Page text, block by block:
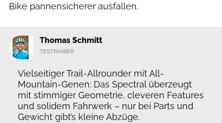
Bike pannensicherer ausfallen.
Thomas Schmitt
TESTFAHRER
Vielseitiger Trail-Allrounder mit All-
Mountain-Genen: Das Spectral überzeugt
mit stimmiger Geometrie, cleveren Features
und solidem Fahrwerk – nur bei Parts und
Gewicht gibt’s kleine Abzüge.